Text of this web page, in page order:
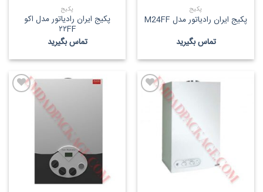
پکیج
پکیج ایران رادیاتور مدل M24FF
تماس بگیرید
پکیج
پکیج ایران رادیاتور مدل اکو
۲۲FF
تماس بگیرید